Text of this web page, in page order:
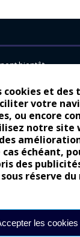
cookies et des
votre
ou encore
notre site
échéant,
des
réserve
les cookies
bientôt…
marque pour
voyage…
d’une légende